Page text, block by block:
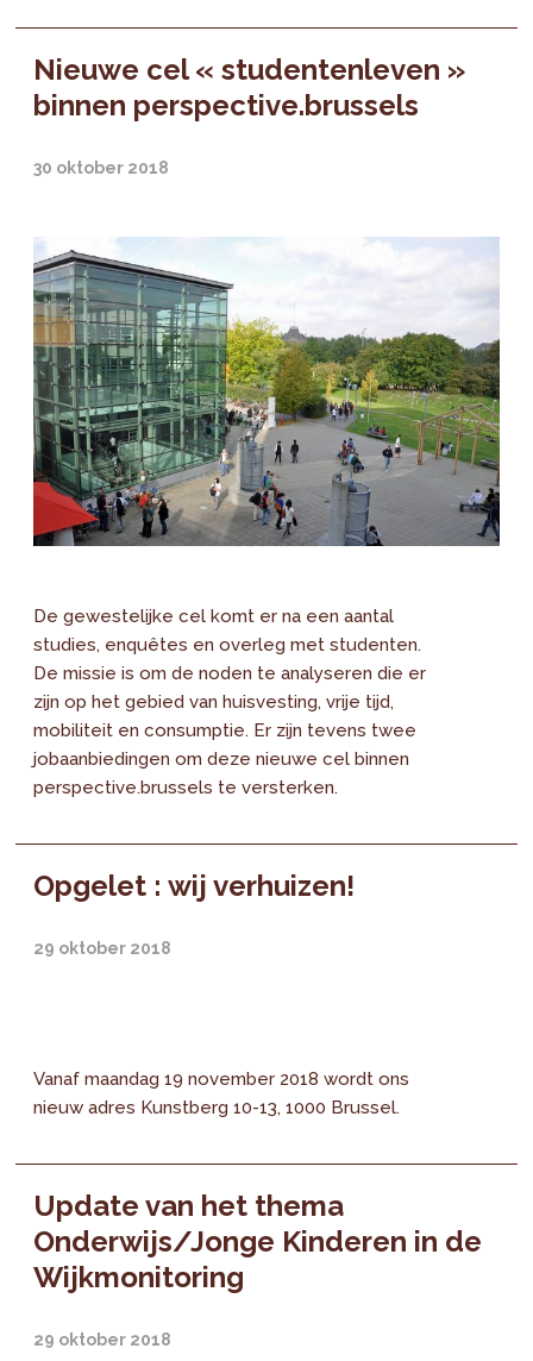
Nieuwe cel « studentenleven »
binnen perspective.brussels
30 oktober 2018
De gewestelijke cel komt er na een aantal
studies, enquêtes en overleg met studenten.
De missie is om de noden te analyseren die er
zijn op het gebied van huisvesting, vrije tijd,
mobiliteit en consumptie. Er zijn tevens twee
jobaanbiedingen om deze nieuwe cel binnen
perspective.brussels te versterken.
Opgelet : wij verhuizen!
29 oktober 2018
Vanaf maandag 19 november 2018 wordt ons
nieuw adres Kunstberg 10-13, 1000 Brussel.
Update van het thema
Onderwijs/Jonge Kinderen in de
Wijkmonitoring
29 oktober 2018